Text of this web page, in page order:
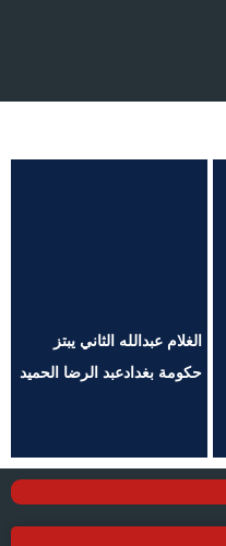
الغلام عبدالله الثاني يبتز
حكومة بغدادعبد الرضا الحميد